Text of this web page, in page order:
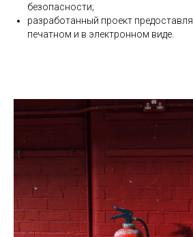
безопасности;
разработанный проект
печатном и в электронном виде.